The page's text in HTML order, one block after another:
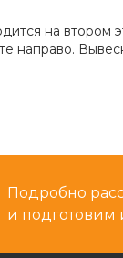
на втором
направо.
Подробно
и